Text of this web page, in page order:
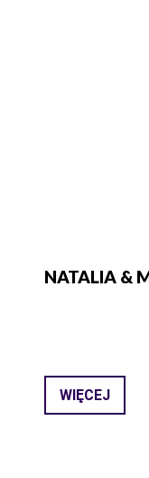
NATALIA &
WIĘCEJ